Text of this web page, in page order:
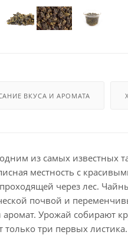
ВКУСА И АРОМАТА
из самых известных
местность с
через лес.
почвой и
Урожай собирают
только три первых